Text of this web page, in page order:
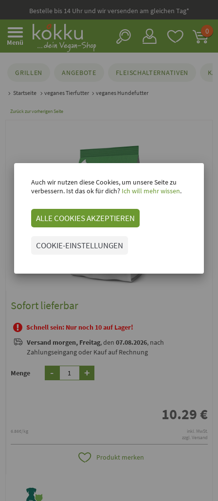
Bestelle bis 14 Uhr und wir versenden am gleichen Tag*
Menü
0
GRILLEN ANGEBOTE FLEISCHALTERNATIVEN
Startseite veganes Tierfutter veganes Hundefutter
Zurück zur vorherigen Seite
Sofort lieferbar
Schnell sein: Nur noch 10 auf Lager!
Versand morgen, Freitag, den07.08.2026, nach
Zahlungseingang oder Kauf auf Rechnung
Menge - +
10.29€
6.86€/kg
inkl. MwSt.
zzgl. Versand
Produkt merken
Auch wir nutzen diese Cookies, um unsere Seite zu
verbessern. Ist das ok für dich? Ich will mehr wissen.
ALLE COOKIES AKZEPTIEREN
COOKIE-EINSTELLUNGEN